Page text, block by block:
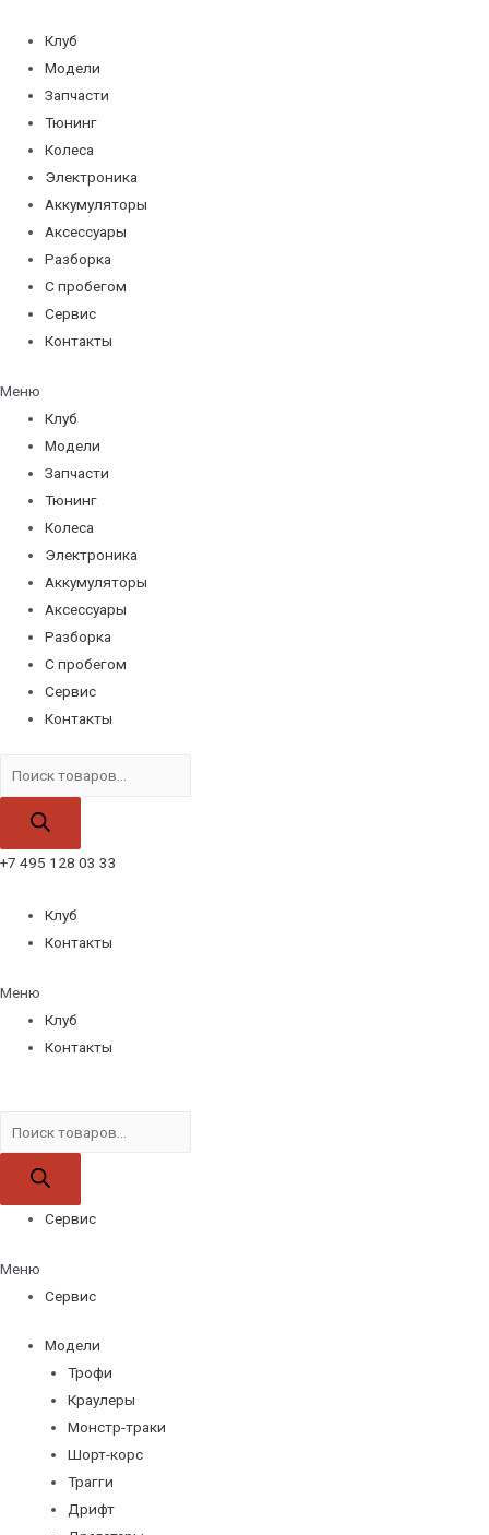
содержимому
Клуб
Модели
Запчасти
Тюнинг
Колеса
Электроника
Аккумуляторы
Аксессуары
Разборка
С пробегом
Сервис
Контакты
Меню
Клуб
Модели
Запчасти
Тюнинг
Колеса
Электроника
Аккумуляторы
Аксессуары
Разборка
С пробегом
Сервис
Контакты
товаров
+7 495 128 03 33
Клуб
Контакты
Меню
Клуб
Контакты
товаров
Сервис
Меню
Сервис
Модели
Трофи
Краулеры
Монстр-траки
Шорт-корс
Трагги
Дрифт